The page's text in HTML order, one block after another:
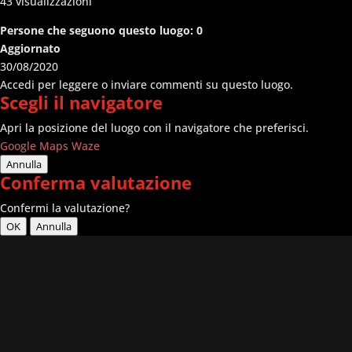
Persone che seguono questo luogo: 0
Aggiornato
30/08/2020
Accedi per leggere o inviare commenti su questo luogo.
Scegli il navigatore
Apri la posizione del luogo con il navigatore che preferisci.
Google Maps Waze
Annulla
Conferma valutazione
Confermi la valutazione?
OK Annulla